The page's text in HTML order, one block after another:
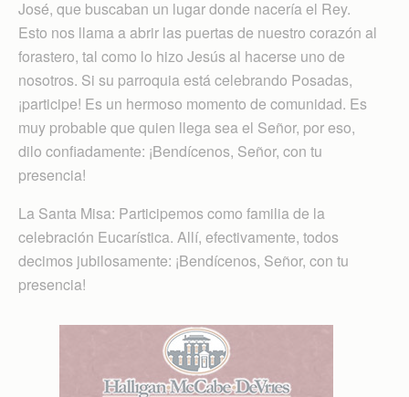
José, que buscaban un lugar donde nacería el Rey.
Esto nos llama a abrir las puertas de nuestro corazón al
forastero, tal como lo hizo Jesús al hacerse uno de
nosotros. Si su parroquia está celebrando Posadas,
¡participe! Es un hermoso momento de comunidad. Es
muy probable que quien llega sea el Señor, por eso,
dilo confiadamente: ¡Bendícenos, Señor, con tu
presencia!
La Santa Misa: Participemos como familia de la
celebración Eucarística. Allí, efectivamente, todos
decimos jubilosamente: ¡Bendícenos, Señor, con tu
presencia!